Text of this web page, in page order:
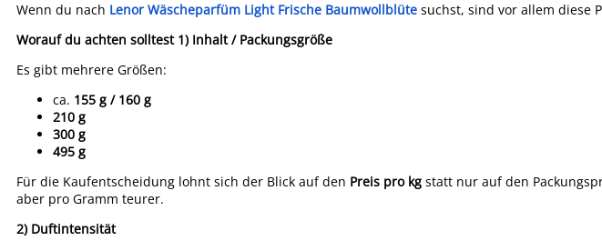
Wenn du nach Lenor Wäscheparfüm Light Frische Baumwollblüte suchst, sind vor allem diese
Worauf du achten solltest 1) Inhalt / Packungsgröße
Es gibt mehrere Größen:
ca. 155 g / 160 g
210 g
300 g
495 g
Für die Kaufentscheidung lohnt sich der Blick auf den Preis pro kg statt nur auf den
aber pro Gramm teurer.
2) Duftintensität